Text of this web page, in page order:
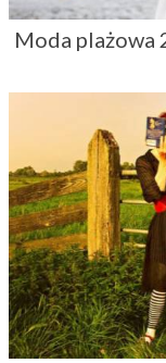
Moda plażowa